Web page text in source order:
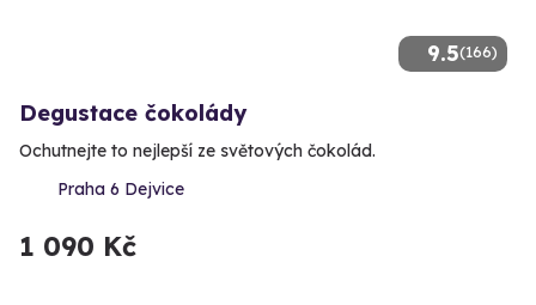
9.5(166)
Degustace čokolády
Ochutnejte to nejlepší ze světových čokolád.
Praha 6 Dejvice
1 090 Kč